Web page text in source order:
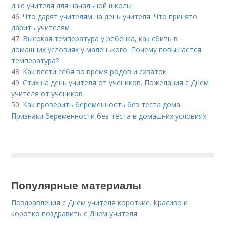
дню учителя для начальной школы
46.Что дарят учителям на день учителя. Что принято
дарить учителям
47. Высокая температура у ребенка, как сбить в
домашних условиях у маленького. Почему повышается
температура?
48. Как вести себя во время родов и схваток
49.Стих на день учителя от учеников. Пожелания с Днем
учителя от учеников
50. Как проверить беременность без теста дома.
Признаки беременности без теста в домашних условиях
Популярные материалы
Поздравления с Днем учителя короткие. Красиво и
коротко поздравить с Днем учителя